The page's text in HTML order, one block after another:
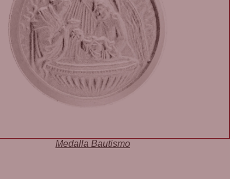
Medalla Bautismo